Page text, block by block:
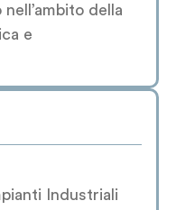
della
e
Industriali